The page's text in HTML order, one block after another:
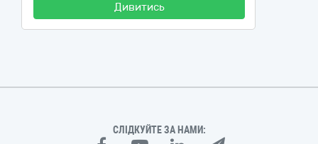
Дивитись
СЛІДКУЙТЕ ЗА НАМИ: